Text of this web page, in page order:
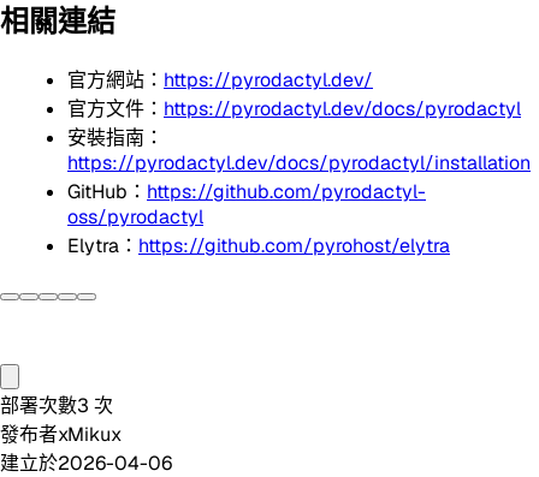
相關連結
官方網站： https://pyrodactyl.dev/
官方文件： https://pyrodactyl.dev/docs/pyrodactyl
安裝指南：
https://pyrodactyl.dev/docs/pyrodactyl/installation
GitHub： https://github.com/pyrodactyl-
oss/pyrodactyl
Elytra： https://github.com/pyrohost/elytra
部署次數3 次
發布者xMikux
建立於2026-04-06